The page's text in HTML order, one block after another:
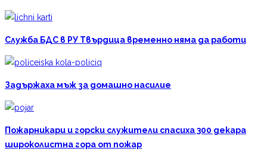
Служба БДС в РУ Твърдица временно няма да работи
Задържаха мъж за домашно насилие
Пожарникари и горски служители спасиха 300 декара
широколистна гора от пожар